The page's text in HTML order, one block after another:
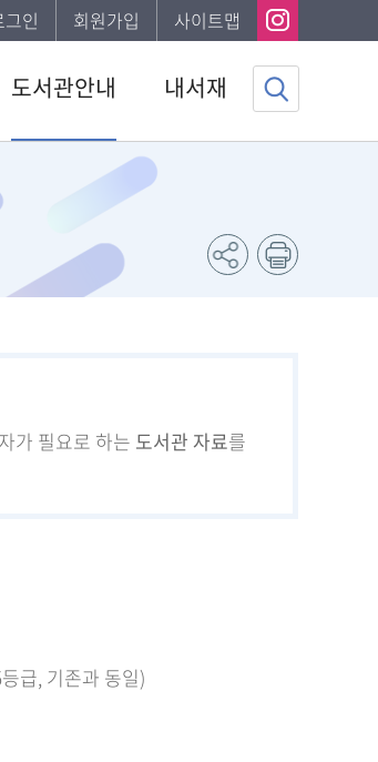
그인 회원가입 사이트맵
도서관안내
이용안내
내서재
기본정보
관심자료목록
나의신청정보
가 필요로 하는 도서관 자료를
급, 기존과 동일)